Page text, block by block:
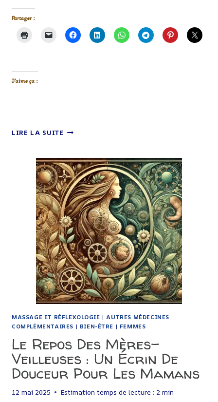
Partager :
J’aime ça :
LIRE LA SUITE MICHEL
LE
MÉDECIN
QUI
MET
LA
SANTÉ
À
LA
PORTÉE
DE
TOUS
MASSAGE ET RÉFLEXOLOGIE |AUTRES MÉDECINES
COMPLÉMENTAIRES | BIEN-ÊTRE | FEMMES
Le Repos Des Mères-
Veilleuses : Un Écrin De
Douceur Pour Les Mamans
12 mai 2025 Estimation temps de lecture : 2 min